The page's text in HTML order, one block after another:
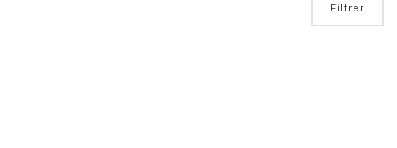
Filtrer